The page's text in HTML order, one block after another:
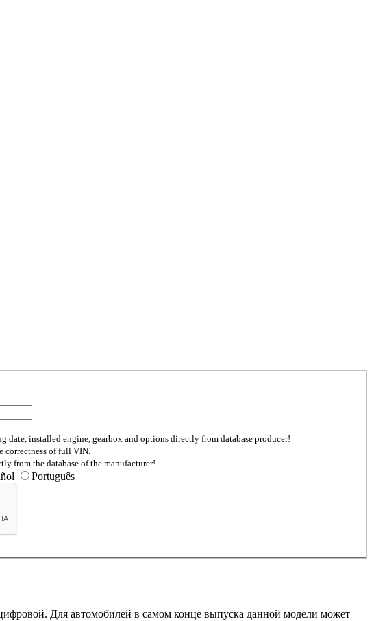
date, installed engine, gearbox and options directly from database producer!
correctness of full VIN.
from the database of the manufacturer!
Português
Для автомобилей в самом конце выпуска данной модели может